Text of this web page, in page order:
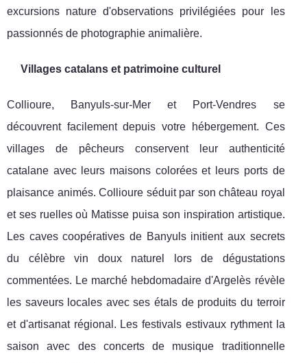
excursions nature d'observations privilégiées pour les
passionnés de photographie animalière.
Villages catalans et patrimoine culturel
Collioure, Banyuls-sur-Mer et Port-Vendres se
découvrent facilement depuis votre hébergement. Ces
villages de pêcheurs conservent leur authenticité
catalane avec leurs maisons colorées et leurs ports de
plaisance animés. Collioure séduit par son château royal
et ses ruelles où Matisse puisa son inspiration artistique.
Les caves coopératives de Banyuls initient aux secrets
du célèbre vin doux naturel lors de dégustations
commentées. Le marché hebdomadaire d'Argelès révèle
les saveurs locales avec ses étals de produits du terroir
et d'artisanat régional. Les festivals estivaux rythment la
saison avec des concerts de musique traditionnelle